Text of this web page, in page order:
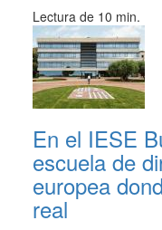
Lectura de 10 min.
En el IESE
escuela de
europea
real